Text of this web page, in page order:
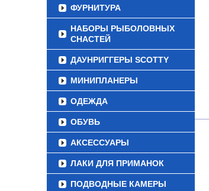
ФУРНИТУРА
НАБОРЫ РЫБОЛОВНЫХ
СНАСТЕЙ
ДАУНРИГГЕРЫ SCOTTY
МИНИПЛАНЕРЫ
ОДЕЖДА
ОБУВЬ
АКСЕССУАРЫ
ЛАКИ ДЛЯ ПРИМАНОК
ПОДВОДНЫЕ КАМЕРЫ